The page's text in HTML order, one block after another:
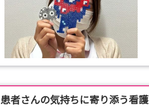
患者さんの気持ちに寄り添う看護